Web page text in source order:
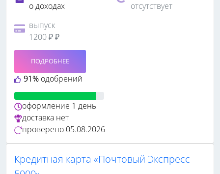
о доходах
отсутствует
выпуск
1200 ₽ ₽
91% одобрений
ПОДРОБНЕЕ
оформление 1 день
доставка нет
проверено 05.08.2026
Кредитная карта «Почтовый Экспресс